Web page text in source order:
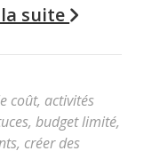
suite
coût, activités
, budget limité,
, créer des